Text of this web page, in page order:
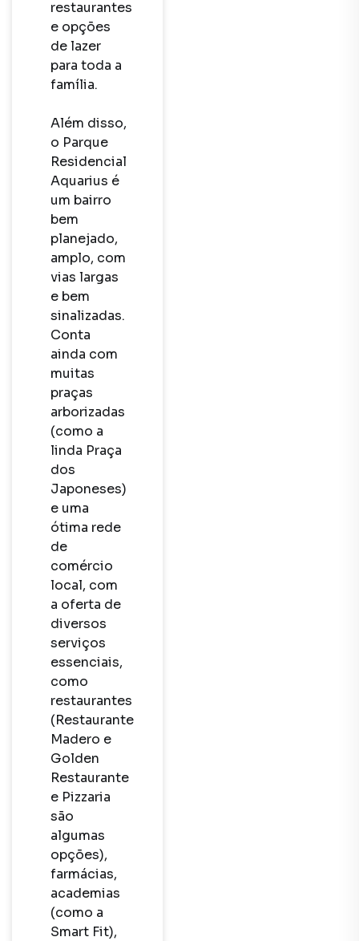
restaurantes
e opções
de lazer
para toda a
família.
Além disso,
o Parque
Residencial
Aquarius é
um bairro
bem
planejado,
amplo, com
vias largas
e bem
sinalizadas.
Conta
ainda com
muitas
praças
arborizadas
(como a
linda Praça
dos
Japoneses)
e uma
ótima rede
de
comércio
local, com
a oferta de
diversos
serviços
essenciais,
como
restaurantes
(Restaurante
Madero e
Golden
Restaurante
e Pizzaria
são
algumas
opções),
farmácias,
academias
(como a
Smart Fit),